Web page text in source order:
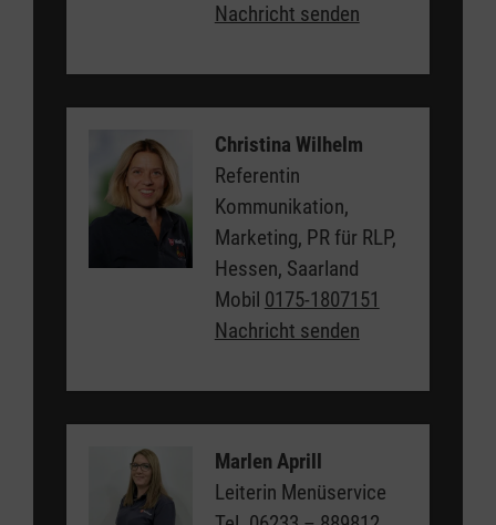
Nachricht senden
Christina Wilhelm
Referentin
Kommunikation,
Marketing, PR für RLP,
Hessen, Saarland
Mobil 0175-1807151
Nachricht senden
Marlen Aprill
Leiterin Menüservice